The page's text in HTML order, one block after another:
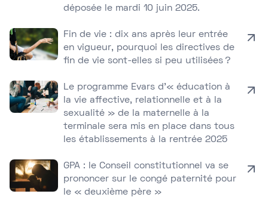
déposée le mardi 10 juin 2025.
Fin de vie : dix ans après leur entrée
en vigueur, pourquoi les directives de
fin de vie sont-elles si peu utilisées ?
Le programme Evars d’« éducation à
la vie affective, relationnelle et à la
sexualité » de la maternelle à la
terminale sera mis en place dans tous
les établissements à la rentrée 2025
GPA : le Conseil constitutionnel va se
prononcer sur le congé paternité pour
le « deuxième père »